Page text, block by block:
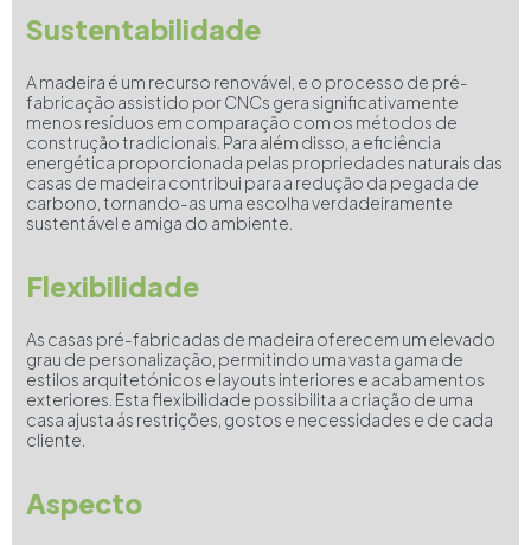
Sustentabilidade
A madeira é um recurso renovável, e o processo de pré-
fabricação assistido por CNCs gera significativamente
menos resíduos em comparação com os métodos de
construção tradicionais. Para além disso, a eficiência
energética proporcionada pelas propriedades naturais das
casas de madeira contribui para a redução da pegada de
carbono, tornando-as uma escolha verdadeiramente
sustentável e amiga do ambiente.
Flexibilidade
As casas pré-fabricadas de madeira oferecem um elevado
grau de personalização, permitindo uma vasta gama de
estilos arquitetónicos e layouts interiores e acabamentos
exteriores. Esta flexibilidade possibilita a criação de uma
casa ajusta ás restrições, gostos e necessidades e de cada
cliente.
Aspecto